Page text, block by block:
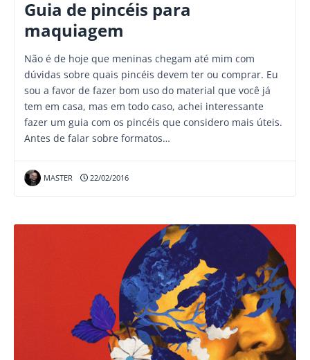
Guia de pincéis para
maquiagem
Não é de hoje que meninas chegam até mim com
dúvidas sobre quais pincéis devem ter ou comprar. Eu
sou a favor de fazer bom uso do material que você já
tem em casa, mas em todo caso, achei interessante
fazer um guia com os pincéis que considero mais úteis.
Antes de falar sobre formatos…
MASTER 22/02/2016